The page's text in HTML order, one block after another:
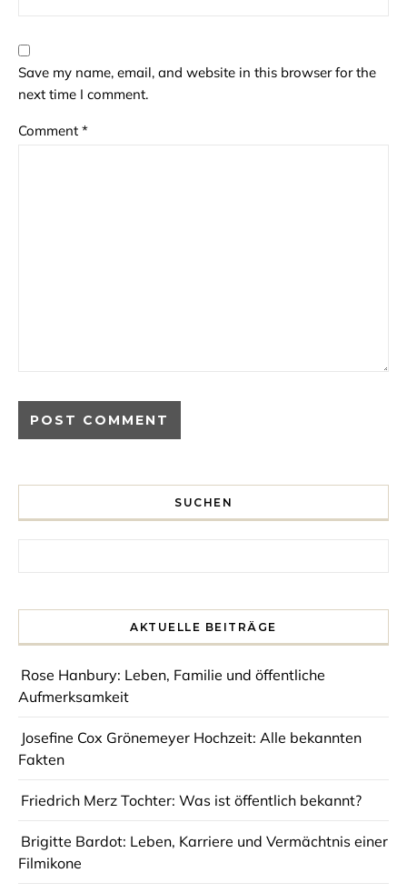
Save my name, email, and website in this browser for the
next time I comment.
Comment *
SUCHEN
AKTUELLE BEITRÄGE
Rose Hanbury: Leben, Familie und öffentliche
Aufmerksamkeit
Josefine Cox Grönemeyer Hochzeit: Alle bekannten
Fakten
Friedrich Merz Tochter: Was ist öffentlich bekannt?
Brigitte Bardot: Leben, Karriere und Vermächtnis einer
Filmikone